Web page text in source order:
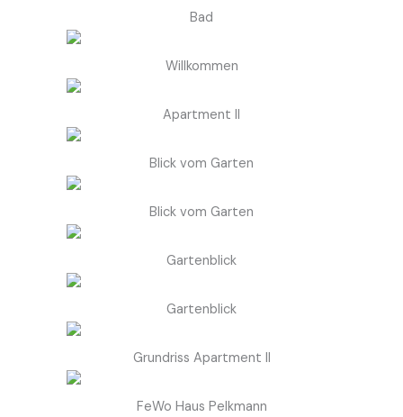
Bad
Willkommen
Apartment II
Blick vom Garten
Blick vom Garten
Gartenblick
Gartenblick
Grundriss Apartment II
FeWo Haus Pelkmann